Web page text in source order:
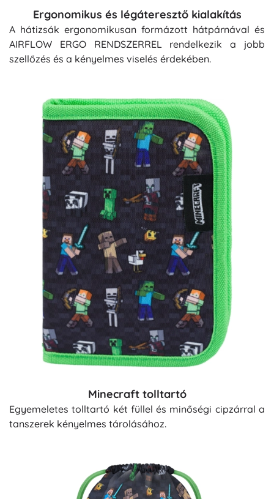
Ergonomikus és légáteresztő kialakítás
A hátizsák ergonomikusan formázott hátpárnával és
AIRFLOW ERGO RENDSZERREL rendelkezik a jobb
szellőzés és a kényelmes viselés érdekében.
Minecraft tolltartó
Egyemeletes tolltartó két füllel és minőségi cipzárral a
tanszerek kényelmes tárolásához.